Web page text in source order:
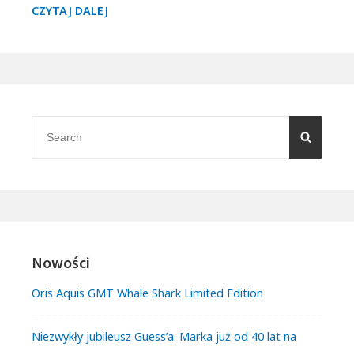
CZYTAJ DALEJ
Sidebar
for:
Nowości
Oris Aquis GMT Whale Shark Limited Edition
Niezwykły jubileusz Guess’a. Marka już od 40 lat na